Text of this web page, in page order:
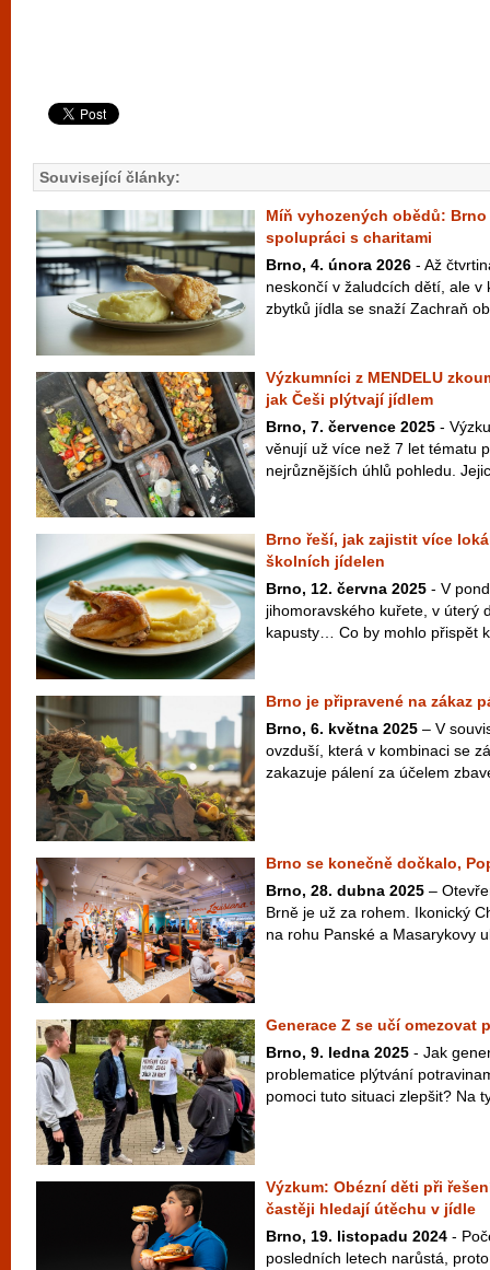
Související články:
Míň vyhozených obědů:
spolupráci s charitami
Brno, 4. února 2026 - Až
neskončí v žaludcích dětí, ale v
zbytků jídla se snaží Zachraň
Výzkumníci z MENDELU
jak Češi plýtvají jídlem
Brno, 7. července 2025 -
věnují už více než 7 let tématu
nejrůznějších úhlů pohledu.
Brno řeší, jak zajistit více
školních jídelen
Brno, 12. června 2025 - V
jihomoravského kuřete, v úterý
kapusty… Co by mohlo přispět
Brno je připravené na zákaz
Brno, 6. května 2025 – V
ovzduší, která v kombinaci se
zakazuje pálení za účelem
Brno se konečně dočkalo,
Brno, 28. dubna 2025 –
Brně je už za rohem. Ikonický
na rohu Panské a Masarykovy
Generace Z se učí omezovat
Brno, 9. ledna 2025 - Jak
problematice plýtvání
pomoci tuto situaci zlepšit? Na
Výzkum: Obézní děti při
častěji hledají útěchu v jídle
Brno, 19. listopadu 2024 -
posledních letech narůstá,